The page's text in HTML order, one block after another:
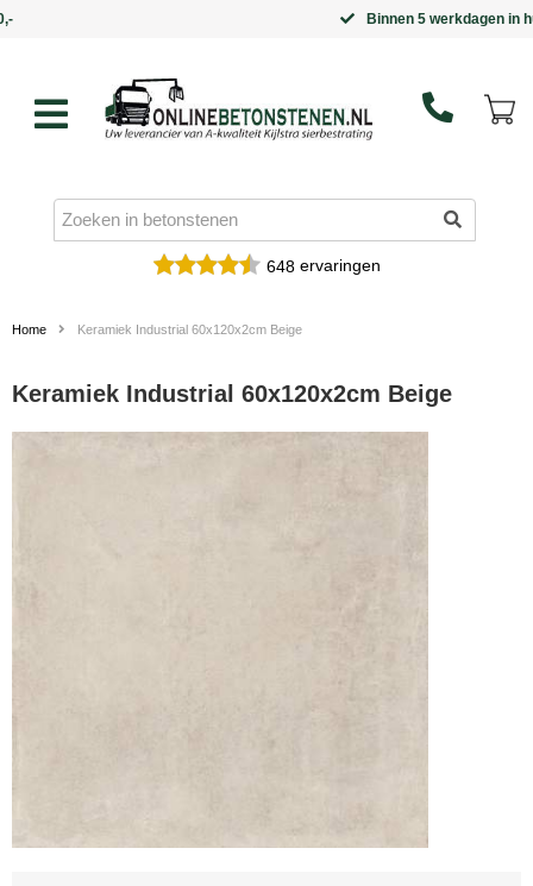
Binnen 5 werkdagen in huis
648ervaringen
Home Keramiek Industrial 60x120x2cm Beige
Keramiek Industrial 60x120x2cm Beige